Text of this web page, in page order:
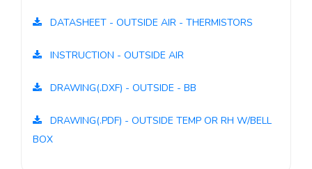
DATASHEET - OUTSIDE AIR - THERMISTORS
INSTRUCTION - OUTSIDE AIR
DRAWING(.DXF) - OUTSIDE - BB
DRAWING(.PDF) - OUTSIDE TEMP OR RH W/BELL
BOX